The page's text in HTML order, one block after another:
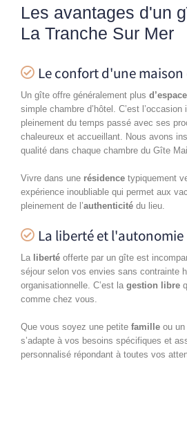
Les avantages d'un
La Tranche Sur Mer
Le confort d'une
Un gîte offre généralement plus d’espace
simple chambre d’hôtel. C’est
pleinement du temps passé avec ses
chaleureux et accueillant. Nous avons
qualité dans chaque chambre du Gîte
Vivre dans une résidence typiquement
expérience inoubliable qui permet aux
pleinement de l’authenticité du lieu.
La liberté et l'autonomie
La liberté offerte par un gîte est
séjour selon vos envies sans contrainte
organisationnelle. C’est la gestion libre
comme chez vous.
Que vous soyez une petite famille ou un
s’adapte à vos besoins spécifiques et
personnalisé répondant à toutes vos